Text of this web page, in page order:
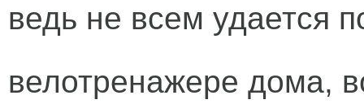
ведь не всем удается
велотренажере дома,